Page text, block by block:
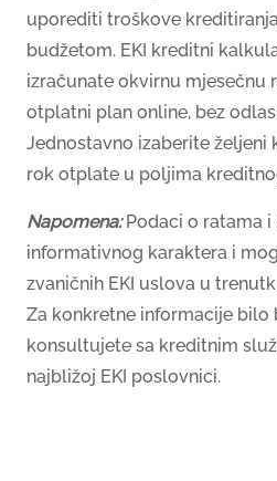
uporediti troškove
budžetom. EKI kreditni
izračunate okvirnu mjesečnu
otplatni plan online, bez
Jednostavno izaberite željeni
rok otplate u poljima
Napomena:Podaci o ratama i
informativnog karaktera i
zvaničnih EKI uslova u
Za konkretne informacije bilo
konsultujete sa kreditnim
najbližoj EKI poslovnici.